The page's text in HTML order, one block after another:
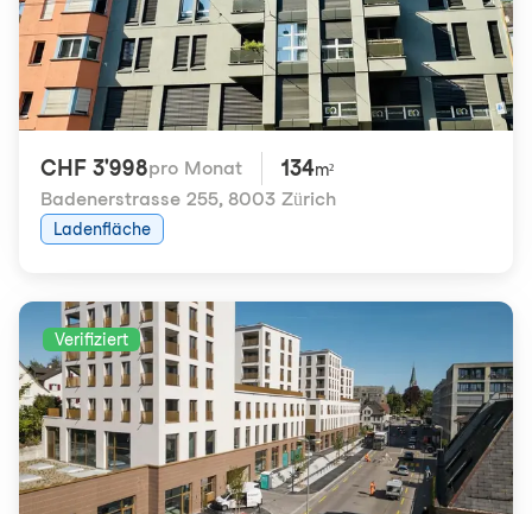
CHF 3'998pro Monat 134m²
Badenerstrasse 255, 8003 Zürich
Ladenfläche
Verifiziert